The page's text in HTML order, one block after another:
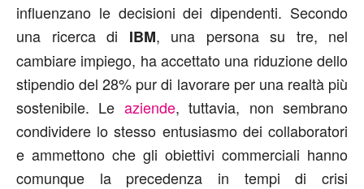
influenzano le decisioni dei dipendenti. Secondo
una ricerca di IBM, una persona su tre, nel
cambiare impiego, ha accettato una riduzione dello
stipendio del 28% pur di lavorare per una realtà più
sostenibile. Le aziende, tuttavia, non sembrano
condividere lo stesso entusiasmo dei collaboratori
e ammettono che gli obiettivi commerciali hanno
comunque la precedenza in tempi di crisi